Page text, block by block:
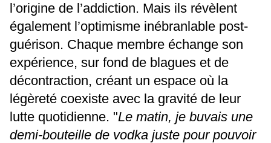
l’origine de l’addiction. Mais ils révèlent
également l’optimisme inébranlable post-
guérison. Chaque membre échange son
expérience, sur fond de blagues et de
décontraction, créant un espace où la
légèreté coexiste avec la gravité de leur
lutte quotidienne. "Le matin, je buvais une
demi-bouteille de vodka juste pour pouvoir